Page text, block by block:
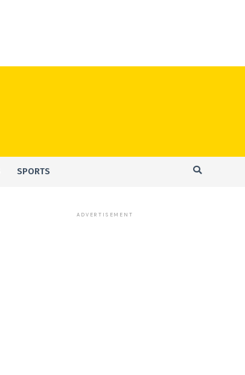
SPORTS
ADVERTISEMENT